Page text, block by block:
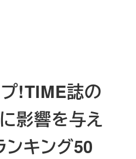
!TIME誌の
影響を与え
ンキング50